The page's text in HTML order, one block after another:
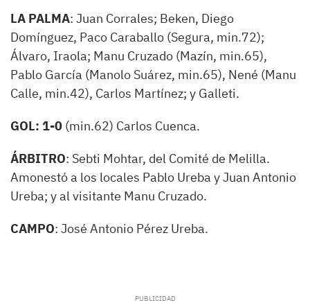
LA PALMA: Juan Corrales; Beken, Diego
Domínguez, Paco Caraballo (Segura, min.72);
Álvaro, Iraola; Manu Cruzado (Mazín, min.65),
Pablo García (Manolo Suárez, min.65), Nené (Manu
Calle, min.42), Carlos Martínez; y Galleti.
GOL: 1-0 (min.62) Carlos Cuenca.
ÁRBITRO: Sebti Mohtar, del Comité de Melilla.
Amonestó a los locales Pablo Ureba y Juan Antonio
Ureba; y al visitante Manu Cruzado.
CAMPO: José Antonio Pérez Ureba.